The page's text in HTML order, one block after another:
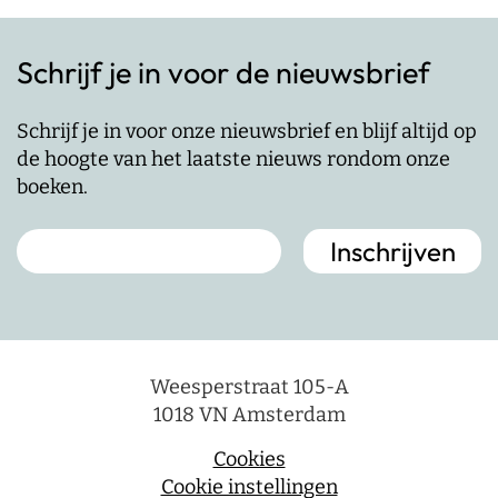
Schrijf je in voor de nieuwsbrief
Schrijf je in voor onze nieuwsbrief en blijf altijd op
de hoogte van het laatste nieuws rondom onze
boeken.
Weesperstraat 105-A
1018 VN Amsterdam
Cookies
Cookie instellingen